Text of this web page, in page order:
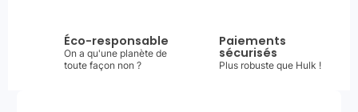
Éco-responsable
On a qu'une planète de
toute façon non ?
Paiements
sécurisés
Plus robuste que Hulk !